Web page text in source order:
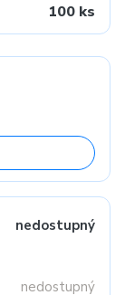
100 ks
nedostupný
nedostupný